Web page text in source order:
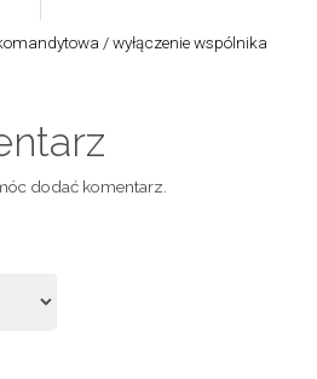
/wyłączenie wspólnika
dodać komentarz.